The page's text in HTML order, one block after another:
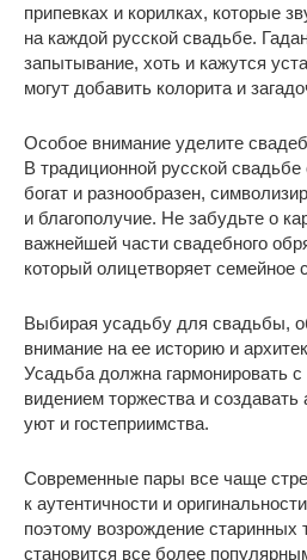
припевках и корилках, которые
на каждой русской свадьбе.
запытывание, хоть и кажутся
могут добавить колорита и
Особое внимание уделите
В традиционной русской
богат и разнообразен,
и благополучие. Не забудьте о
важнейшей части свадебного
который олицетворяет семейное
Выбирая усадьбу для свадьбы,
внимание на ее историю и
Усадьба должна гармонировать
видением торжества и
уют и гостеприимства.
Современные пары все чаще
к аутентичности и
поэтому возрождение старинных
становится все более